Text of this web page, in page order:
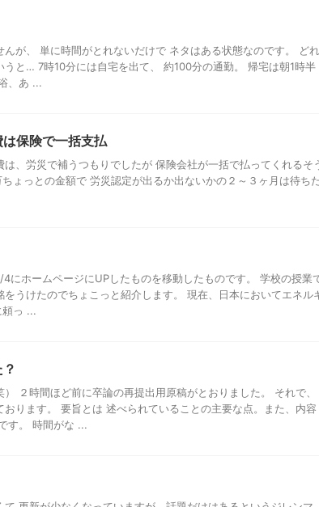
んが、 単に時間がとれないだけで ネタはある状態なのです。 どれ
うと… 7時10分には自宅を出て、 約100分の通勤。 帰宅は朝1時半
、あ ...
保険で一括支払
、労災で補うつもりでしたが 保険会社が一括で払ってくれるそ
ょっとの金額で 労災認定が出るか出ないかの２～３ヶ月は待ちた
にホームページにUPしたものを移動したものです。 学校の授業
をうけたのでちょこっと紹介します。 現在、日本においてエネル
頼っ ...
２時間ほど前に卒論の再提出用原稿がとおりました。 それで、
おります。 要旨とは 述べられていることの主要な点。また、内容
す。 時間がな ...